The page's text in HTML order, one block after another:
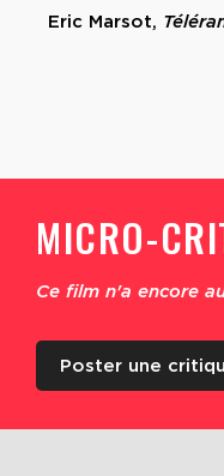
Eric Marsot,
MICRO-
Ce film n'a encore
Poster une